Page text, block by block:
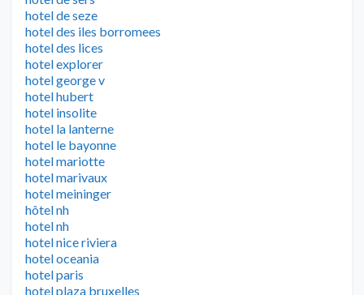
hotel de seze
hotel des iles borromees
hotel des lices
hotel explorer
hotel george v
hotel hubert
hotel insolite
hotel la lanterne
hotel le bayonne
hotel mariotte
hotel marivaux
hotel meininger
hôtel nh
hotel nh
hotel nice riviera
hotel oceania
hotel paris
hotel plaza bruxelles